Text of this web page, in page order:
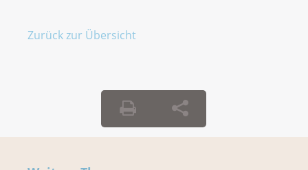
Zurück zur Übersicht